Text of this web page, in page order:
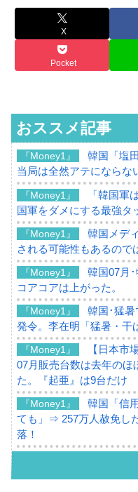
X
Pocket
おススメ記事
『Money1』
韓国「塩
当局は全然アテにならな
『Money1』
「韓国
国軍をダメにする最強タ
『Money1』
韓国メデ
される可能性もあるので
『Money1』
韓国07月
コアコアは上がった。
『Money1』
韓国･猛暑
発令。李在明「猛暑・干
『Money1』
【日本市
07月販売台数は去年のほ
た。『起亜』は9台だけ
『Money1』
韓国「信
ても」⇒ 257万人赦免し
落！